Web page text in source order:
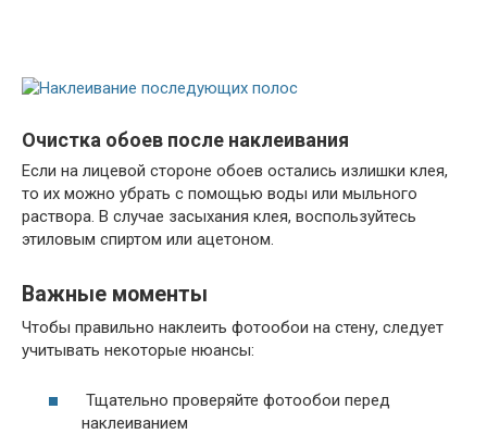
Очистка обоев после наклеивания
Если на лицевой стороне обоев остались излишки клея,
то их можно убрать с помощью воды или мыльного
раствора. В случае засыхания клея, воспользуйтесь
этиловым спиртом или ацетоном.
Важные моменты
Чтобы правильно наклеить фотообои на стену, следует
учитывать некоторые нюансы:
Тщательно проверяйте фотообои перед
наклеиванием